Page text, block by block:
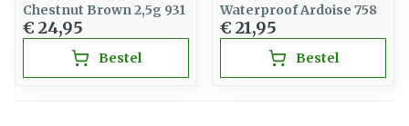
Chestnut Brown 2,5g 931
€ 24,95
Bestel
Waterproof Ardoise 758
€ 21,95
Bestel